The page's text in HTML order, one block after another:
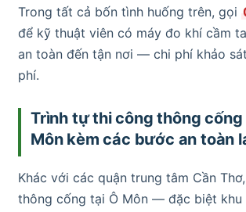
Trong tất cả bốn tình huống trên, gọi
để kỹ thuật viên có máy đo khí cầm
an toàn đến tận nơi — chi phí khảo
phí.
Trình tự thi công thông cống
Môn kèm các bước an toàn
Khác với các quận trung tâm Cần
thông cống tại Ô Môn — đặc biệt